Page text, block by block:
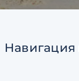
Навигация